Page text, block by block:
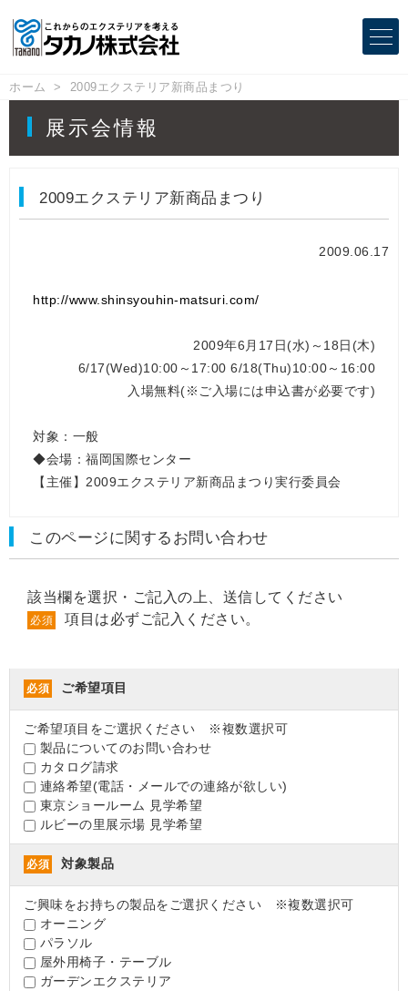
ホーム 2009エクステリア新商品まつり
展示会情報
2009エクステリア新商品まつり
2009.06.17
http://www.shinsyouhin-matsuri.com/
2009年6月17日(水)～18日(木)
6/17(Wed)10:00～17:00 6/18(Thu)10:00～16:00
入場無料(※ご入場には申込書が必要です)
対象：一般
◆会場：福岡国際センター
【主催】2009エクステリア新商品まつり実行委員会
このページに関するお問い合わせ
該当欄を選択・ご記入の上、送信してください
必須 項目は必ずご記入ください。
必須 ご希望項目
ご希望項目をご選択ください ※複数選択可
製品についてのお問い合わせ
カタログ請求
連絡希望(電話・メールでの連絡が欲しい)
東京ショールーム 見学希望
ルビーの里展示場 見学希望
必須 対象製品
ご興味をお持ちの製品をご選択ください ※複数選択可
オーニング
パラソル
屋外用椅子・テーブル
ガーデンエクステリア